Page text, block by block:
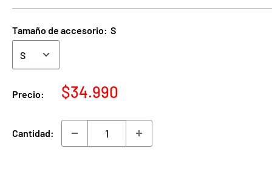
Tamaño de accesorio: S
Precio:
Precio
venta
$34.990
Cantidad: